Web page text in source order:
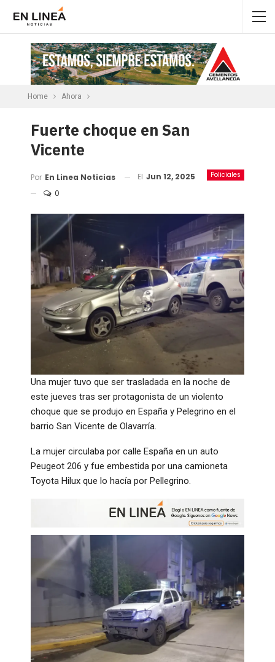
Home Ahora
Fuerte choque en San
Vicente
Policiales
Por En Linea Noticias El Jun 12, 2025
0
Una mujer tuvo que ser trasladada en la noche de
este jueves tras ser protagonista de un violento
choque que se produjo en España y Pelegrino en el
barrio San Vicente de Olavarría.
La mujer circulaba por calle España en un auto
Peugeot 206 y fue embestida por una camioneta
Toyota Hilux que lo hacía por Pellegrino.